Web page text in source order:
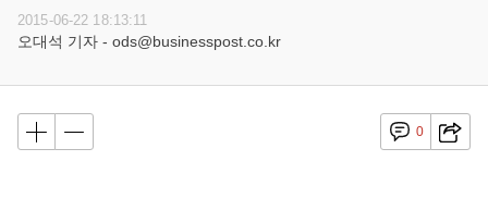
2015-06-22 18:13:11
오대석 기자 - ods@businesspost.co.kr
0